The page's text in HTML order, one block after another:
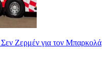
Ζερμέν για τον Μπαρκολά